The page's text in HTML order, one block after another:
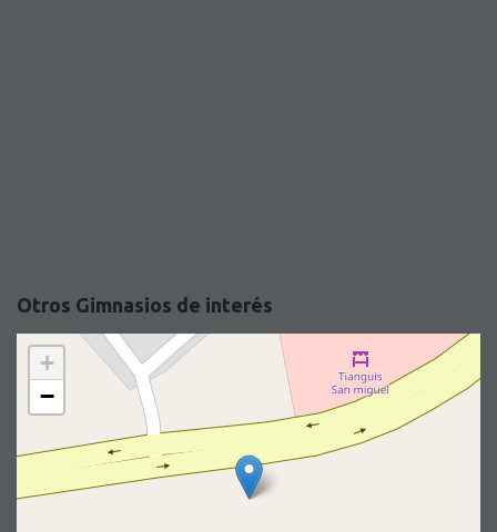
Otros Gimnasios de interés
+
−